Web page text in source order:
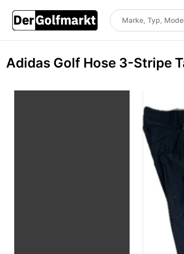
Adidas Golf Hose 3-Stripe